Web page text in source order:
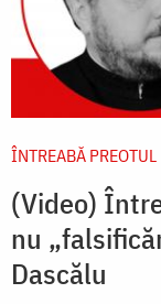
ÎNTREABĂ PREOTUL
(Video)
nu
Dascălu